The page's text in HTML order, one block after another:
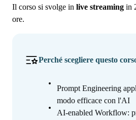
Il corso si svolge in live streaming in
ore.
Perché scegliere questo
Prompt Engineering
modo efficace con l'AI
AI-enabled Workflow: